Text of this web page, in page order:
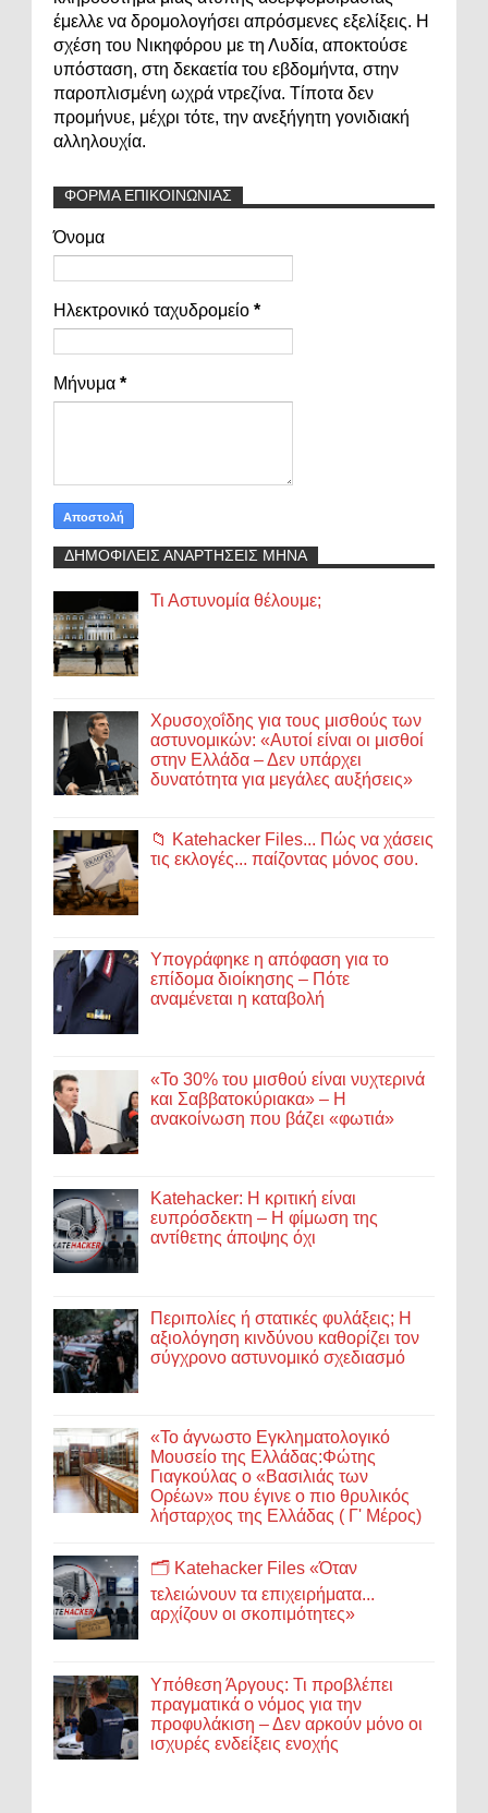
έμελλε να δρομολογήσει απρόσμενες εξελίξεις. Η
σχέση του Νικηφόρου με τη Λυδία, αποκτούσε
υπόσταση, στη δεκαετία του εβδομήντα, στην
παροπλισμένη ωχρά ντρεζίνα. Τίποτα δεν
προμήνυε, μέχρι τότε, την ανεξήγητη γονιδιακή
αλληλουχία.
ΦΟΡΜΑ ΕΠΙΚΟΙΝΩΝΙΑΣ
Όνομα
Ηλεκτρονικό ταχυδρομείο *
Μήνυμα *
ΔΗΜΟΦΙΛΕΙΣ ΑΝΑΡΤΗΣΕΙΣ ΜΗΝΑ
Τι Αστυνομία θέλουμε;
Χρυσοχοΐδης για τους μισθούς των
αστυνομικών: «Αυτοί είναι οι μισθοί
στην Ελλάδα – Δεν υπάρχει
δυνατότητα για μεγάλες αυξήσεις»
📁 Katehacker Files... Πώς να χάσεις
τις εκλογές... παίζοντας μόνος σου.
Υπογράφηκε η απόφαση για το
επίδομα διοίκησης – Πότε
αναμένεται η καταβολή
«Το 30% του μισθού είναι νυχτερινά
και Σαββατοκύριακα» – Η
ανακοίνωση που βάζει «φωτιά»
Katehacker: Η κριτική είναι
ευπρόσδεκτη – Η φίμωση της
αντίθετης άποψης όχι
Περιπολίες ή στατικές φυλάξεις; Η
αξιολόγηση κινδύνου καθορίζει τον
σύγχρονο αστυνομικό σχεδιασμό
«Το άγνωστο Εγκληματολογικό
Μουσείο της Ελλάδας:Φώτης
Γιαγκούλας ο «Βασιλιάς των
Ορέων» που έγινε ο πιο θρυλικός
λήσταρχος της Ελλάδας ( Γ' Μέρος)
🗂️ Katehacker Files «Όταν
τελειώνουν τα επιχειρήματα...
αρχίζουν οι σκοπιμότητες»
Υπόθεση Άργους: Τι προβλέπει
πραγματικά ο νόμος για την
προφυλάκιση – Δεν αρκούν μόνο οι
ισχυρές ενδείξεις ενοχής